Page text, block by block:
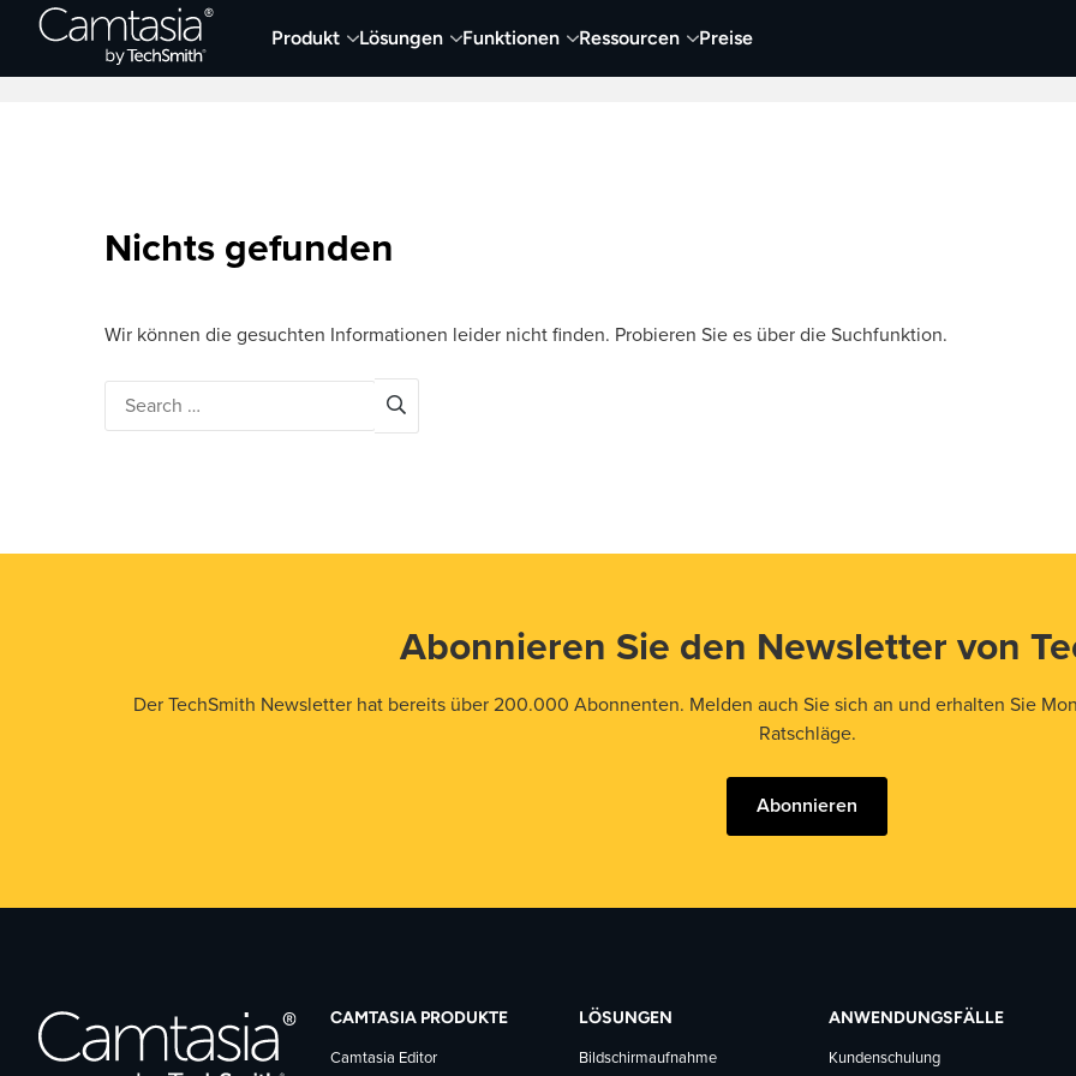
Direkt
Produkt Lösungen Funktionen Ressourcen Preise
Neueste Artikel Screen Capture und Aufnehmen Video Visueller Content
Nichts gefunden
Wir können die gesuchten Informationen leider nicht finden. Probieren Sie es über die Suchfunktion.
Abonnieren Sie den Newsletter von
Der TechSmith Newsletter hat bereits über 200.000 Abonnenten. Melden auch Sie sich an und erhalten Sie
Ratschläge.
Abonnieren
CAMTASIA PRODUKTE
Camtasia Editor
LÖSUNGEN
Bildschirmaufnahme
ANWENDUNGSFÄLLE
Kundenschulung